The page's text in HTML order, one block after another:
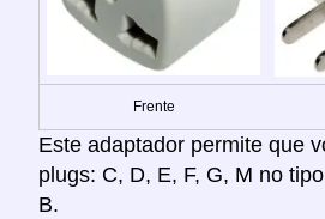
Frente
Este adaptador permite que
plugs: C, D, E, F, G, M no
B.